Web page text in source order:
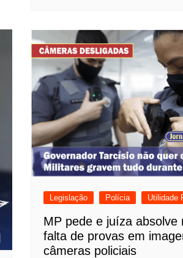
Legislação Polícia Utilidade
MP pede e juíza absolve
falta de provas em
câmeras policiais